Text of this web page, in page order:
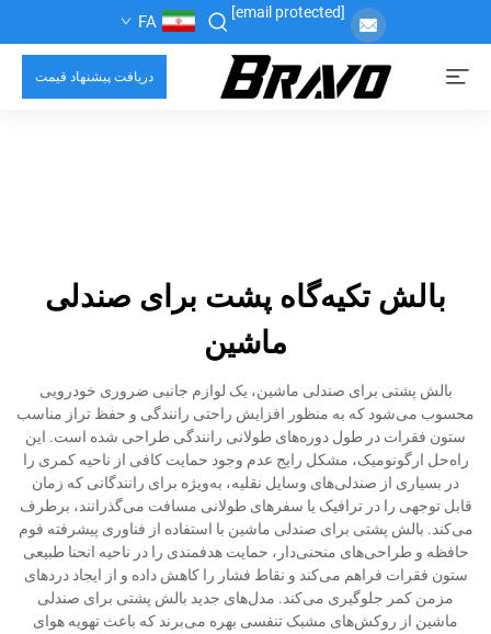
[email protected]
FA
دریافت پیشنهاد قیمت
بالش تکیه‌گاه پشت برای صندلی
ماشین
بالش پشتی برای صندلی ماشین، یک لوازم جانبی ضروری خودرویی
محسوب می‌شود که به منظور افزایش راحتی رانندگی و حفظ تراز مناسب
ستون فقرات در طول دوره‌های طولانی رانندگی طراحی شده است. این
راه‌حل ارگونومیک، مشکل رایج عدم وجود حمایت کافی از ناحیه کمری را
در بسیاری از صندلی‌های وسایل نقلیه، به‌ویژه برای رانندگانی که زمان
قابل توجهی را در ترافیک یا سفرهای طولانی مسافت می‌گذرانند، برطرف
می‌کند. بالش پشتی برای صندلی ماشین با استفاده از فناوری پیشرفته فوم
حافظه و طراحی‌های منحنی‌دار، حمایت هدفمندی را در ناحیه انحنا طبیعی
ستون فقرات فراهم می‌کند و نقاط فشار را کاهش داده و از ایجاد دردهای
مزمن کمر جلوگیری می‌کند. مدل‌های جدید بالش پشتی برای صندلی
ماشین از روکش‌های مشبک تنفسی بهره می‌برند که باعث تهویه هوای